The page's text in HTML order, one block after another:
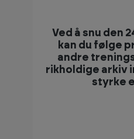
Ved å snu den
kan du følge
andre
rikholdige arkiv
styrke